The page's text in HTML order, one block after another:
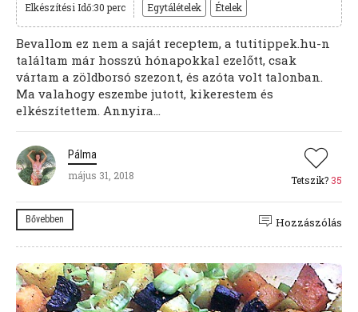
Elkészítési Idő:30 perc Egytálételek Ételek
Bevallom ez nem a saját receptem, a tutitippek.hu-n
találtam már hosszú hónapokkal ezelőtt, csak
vártam a zöldborsó szezont, és azóta volt talonban.
Ma valahogy eszembe jutott, kikerestem és
elkészítettem. Annyira...
Pálma
május 31, 2018
Tetszik? 35
Bővebben Hozzászólás